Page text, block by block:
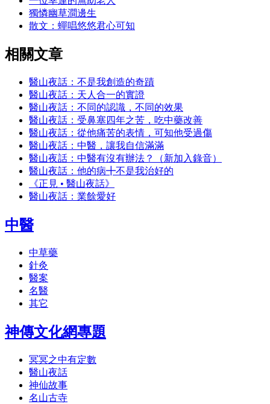
獨憐幽草澗邊生
散文：蟬唱悠悠君心可知
相關文章
醫山夜話：不是我創造的奇蹟
醫山夜話：天人合一的實證
醫山夜話：不同的認識，不同的效果
醫山夜話：受鼻塞四年之苦，吃中藥改善
醫山夜話：從他痛苦的表情，可知他受過傷
醫山夜話：中醫，讓我自信滿滿
醫山夜話：中醫有沒有辦法？（新加入錄音）
醫山夜話：他的病╋不是我治好的
《正見 • 醫山夜話》
醫山夜話：業餘愛好
中醫
中草藥
針灸
醫案
名醫
其它
神傳文化網專題
冥冥之中有定數
醫山夜話
神仙故事
名山古寺